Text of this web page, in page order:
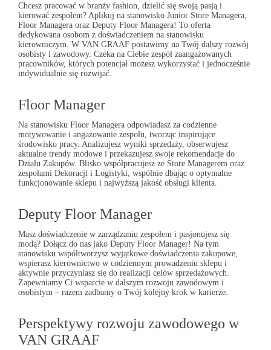
Chcesz pracować w branży fashion, dzielić się swoją pasją i
kierować zespołem? Aplikuj na stanowisko Junior Store Managera,
Floor Managera oraz Deputy Floor Managera! To oferta
dedykowana osobom z doświadczeniem na stanowisku
kierowniczym. W VAN GRAAF postawimy na Twój dalszy rozwój
osobisty i zawodowy. Czeka na Ciebie zespół zaangażowanych
pracowników, których potencjał możesz wykorzystać i jednocześnie
indywidualnie się rozwijać.
Floor Manager
Na stanowisku Floor Managera odpowiadasz za codzienne
motywowanie i angażowanie zespołu, tworząc inspirujące
środowisko pracy. Analizujesz wyniki sprzedaży, obserwujesz
aktualne trendy modowe i przekazujesz swoje rekomendacje do
Działu Zakupów. Blisko współpracujesz ze Store Managerem oraz
zespołami Dekoracji i Logistyki, wspólnie dbając o optymalne
funkcjonowanie sklepu i najwyższą jakość obsługi klienta.
Deputy Floor Manager
Masz doświadczenie w zarządzaniu zespołem i pasjonujesz się
modą? Dołącz do nas jako Deputy Floor Manager! Na tym
stanowisku współtworzysz wyjątkowe doświadczenia zakupowe,
wspierasz kierownictwo w codziennym prowadzeniu sklepu i
aktywnie przyczyniasz się do realizacji celów sprzedażowych.
Zapewniamy Ci wsparcie w dalszym rozwoju zawodowym i
osobistym – razem zadbamy o Twój kolejny krok w karierze.
Perspektywy rozwoju zawodowego w
VAN GRAAF